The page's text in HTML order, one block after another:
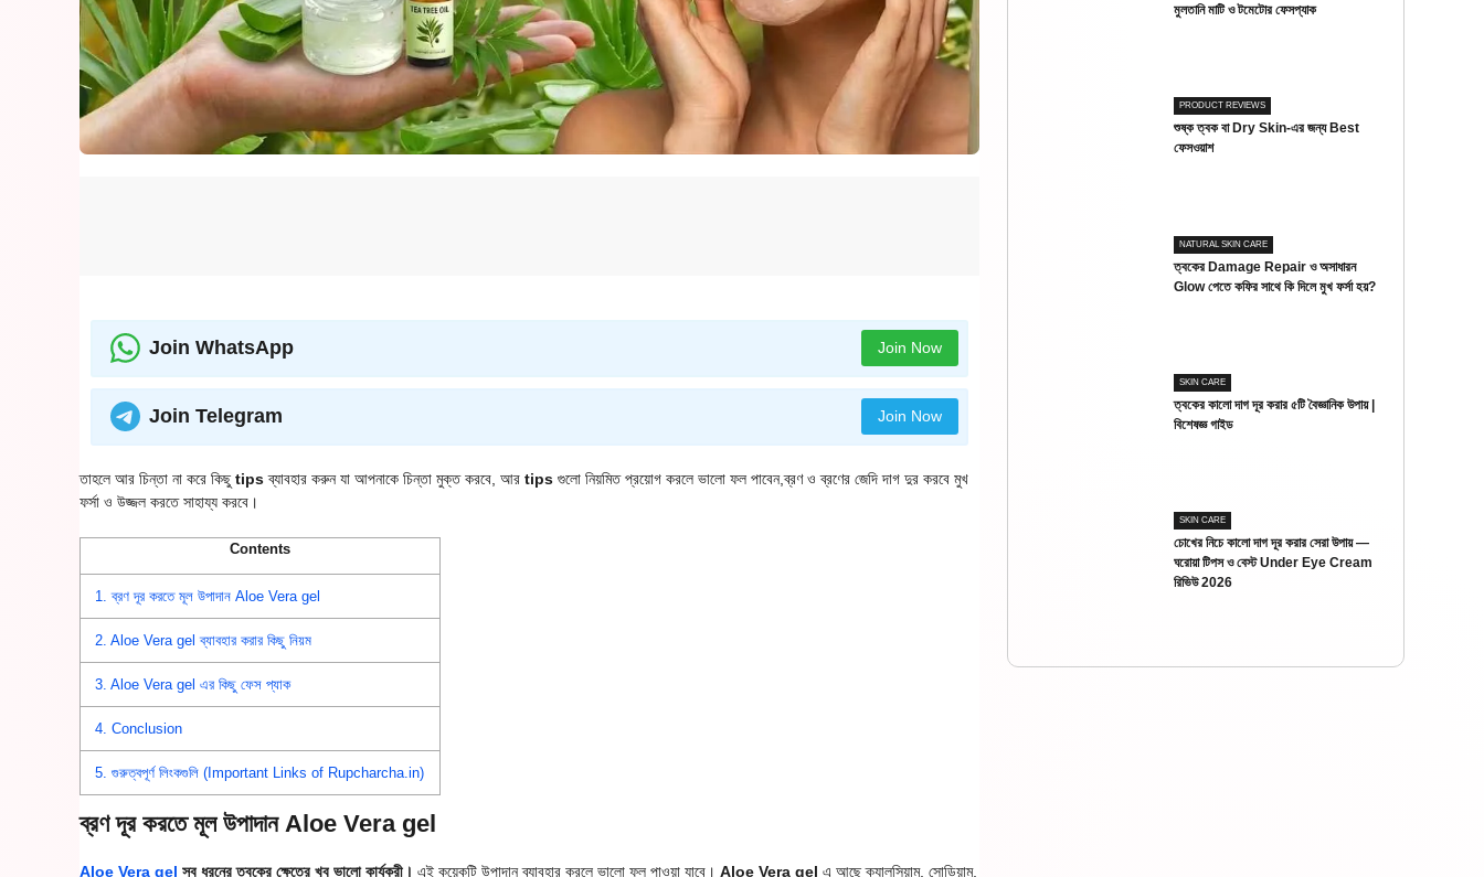
Join WhatsApp Join Now
Join Telegram Join Now
তাহলে আর চিন্তা না করে কিছু tipsব্যাবহার করুন যা আপনাকে চিন্তা মুক্ত করবে, আর tips গুলো নিয়মিত প্রয়োগ করলে ভালো ফল পাবেন,ব্রণ ও ব্রণের জেদি দাগ দুর করবে মুখ
ফর্সা ও উজ্জল করতে সাহায্য করবে।
Contents
1. ব্রণ দূর করতে মূল উপাদান Aloe Vera gel
2. Aloe Vera gel ব্যাবহার করার কিছু নিয়ম
3. Aloe Vera gel এর কিছু ফেস প্যাক
4. Conclusion
5. গুরুত্বপূর্ণ লিংকগুলি (Important Links of Rupcharcha.in)
ব্রণ দূর করতে মূল উপাদান Aloe Vera gel
Aloe Vera gel সব ধরনের ত্বকের ক্ষেত্রে খুব ভালো কার্যকরী। এই কয়েকটি উপাদান ব্যাবহার করলে ভালো ফল পাওয়া যাবে। Aloe Vera gel এ আছে ক্যালসিয়াম, সোডিয়াম,
মুলতানি মাটি ও টমেটোর ফেসপ্যাক
PRODUCT REVIEWS
শুষ্ক ত্বক বা Dry Skin-এর জন্য Best
ফেসওয়াশ
NATURAL SKIN CARE
ত্বকের Damage Repair ও অসাধারন
Glow পেতে কফির সাথে কি দিলে মুখ ফর্সা হয়?
SKIN CARE
ত্বকের কালো দাগ দূর করার ৫টি বৈজ্ঞানিক উপায় |
বিশেষজ্ঞ গাইড
SKIN CARE
চোখের নিচে কালো দাগ দূর করার সেরা উপায় —
ঘরোয়া টিপস ও বেস্ট Under Eye Cream
রিভিউ 2026